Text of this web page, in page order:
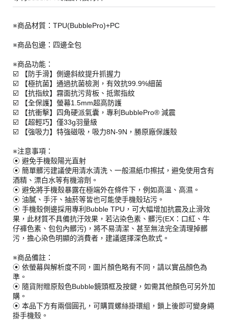
※商品材質：TPU(BubblePro)+PC
※商品包邊：四邊全包
※商品功能：
☑️ 【防手滑】側邊斜紋提升抓握力
☑️ 【極抗菌】通過抗菌檢測，有效抗99.9%細菌
☑️ 【抗指紋】霧面抗污背板、抵禦指紋
☑️ 【全保護】螢幕1.5mm超高防護
☑️ 【抗衝擊】四角硬派氣囊，專利BubblePro® 減震
☑️ 【超輕巧】僅33g羽量級
☑️ 【強吸力】特強磁吸，吸力8N-9N，勝原廠保護殼
※注意事項：
⦿ 避免手機殼陽光直射
⦿ 簡單髒污建議使用清水清洗、一般濕紙巾擦拭，避免使用含有
酒精、漂白水等有機溶劑。
⦿ 避免將手機殼暴露在極端外在條件下，例如高溫、高濕。
⦿ 油膩、手汗、抽菸等皆也可能使手機殼玷污。
⦿ 手機殼側邊採用專利Bubble TPU，可大幅增加抗震及止滑效
果，此材質不具備抗汙效果，若沾染色素、髒污(EX：口紅、牛
仔褲色素、包包內髒污)，將不易清潔、甚至無法完全清理掉髒
污，擔心染色明顯的消費者，建議選擇深色款式。
※商品備註：
⦿ 依螢幕與解析度不同，圖片顏色略有不同，請以實品顏色為
準。
⦿ 隨貨附贈原殼色Bubble鏡頭框及按鍵，如需其他顏色可另外加
購。
⦿ 本品下方有兩個圓孔，可購買螺絲掛環組，鎖上後即可變身繩
掛手機殼。